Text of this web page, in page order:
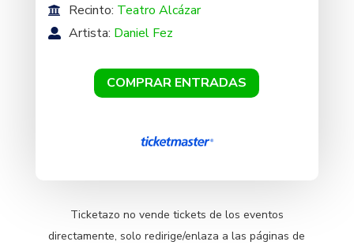
Recinto: Teatro Alcázar
Artista: Daniel Fez
COMPRAR ENTRADAS
Ticketazo no vende tickets de los eventos
directamente, solo redirige/enlaza a las páginas de